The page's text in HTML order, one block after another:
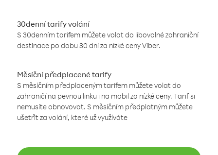
30denní tarify volání
S 30denním tarifem můžete volat do libovolné zahraniční
destinace po dobu 30 dní za nízké ceny Viber.
Měsíční předplacené tarify
S měsíčním předplaceným tarifem můžete volat do
zahraničí na pevnou linku i na mobil za nízké ceny. Tarif si
nemusíte obnovovat. S měsíčním předplatným můžete
ušetřit za volání, které už využíváte